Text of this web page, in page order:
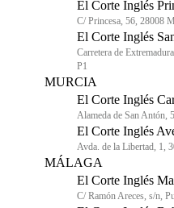
El Corte Inglés
C/ Princesa, 56, 28008
El Corte Inglés
Carretera de
P1
MURCIA
El Corte Inglés
Alameda de San Antón,
El Corte Inglés
Avda. de la Libertad, 1,
MÁLAGA
El Corte Inglés
C/ Ramón Areces, s/n,